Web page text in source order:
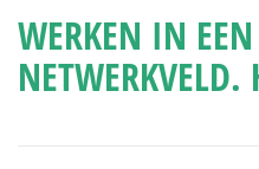
WERKEN IN
NETWERKVELD.